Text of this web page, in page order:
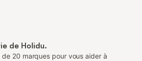
de Holidu.
20 marques pour vous aider à